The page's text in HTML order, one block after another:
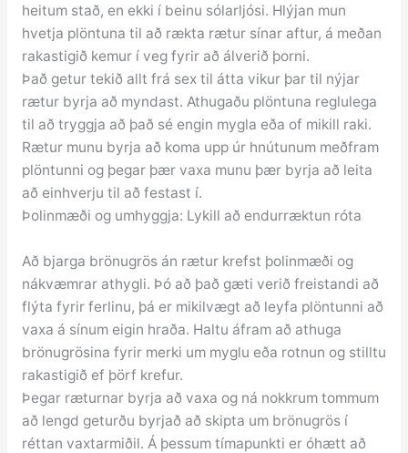
heitum stað, en ekki í beinu sólarljósi. Hlýjan mun
hvetja plöntuna til að rækta rætur sínar aftur, á meðan
rakastigið kemur í veg fyrir að álverið þorni.
Það getur tekið allt frá sex til átta vikur þar til nýjar
rætur byrja að myndast. Athugaðu plöntuna reglulega
til að tryggja að það sé engin mygla eða of mikill raki.
Rætur munu byrja að koma upp úr hnútunum meðfram
plöntunni og þegar þær vaxa munu þær byrja að leita
að einhverju til að festast í.
Þolinmæði og umhyggja: Lykill að endurræktun róta
Að bjarga brönugrös án rætur krefst þolinmæði og
nákvæmrar athygli. Þó að það gæti verið freistandi að
flýta fyrir ferlinu, þá er mikilvægt að leyfa plöntunni að
vaxa á sínum eigin hraða. Haltu áfram að athuga
brönugrösina fyrir merki um myglu eða rotnun og stilltu
rakastigið ef þörf krefur.
Þegar ræturnar byrja að vaxa og ná nokkrum tommum
að lengd geturðu byrjað að skipta um brönugrös í
réttan vaxtarmiðil. Á þessum tímapunkti er óhætt að